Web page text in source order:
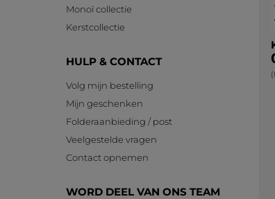
Monoï collectie
Kerstcollectie
HULP & CONTACT
Volg mijn bestelling
Mijn geschenken
Folderaanbieding / post
Veelgestelde vragen
Contact opnemen
WORD DEEL VAN ONS TEAM